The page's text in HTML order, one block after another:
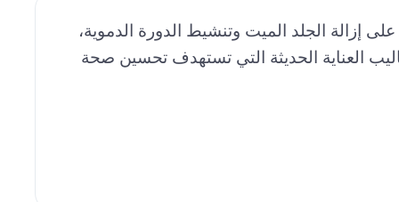
إزالة الجلد الميت وتنشيط الدورة الدموية،
العناية الحديثة التي تستهدف تحسين صحة
الذي يعمل على إذابة الدهون والشوائب
هذه المرحلة تساهم في تحسين ملمس البشرة